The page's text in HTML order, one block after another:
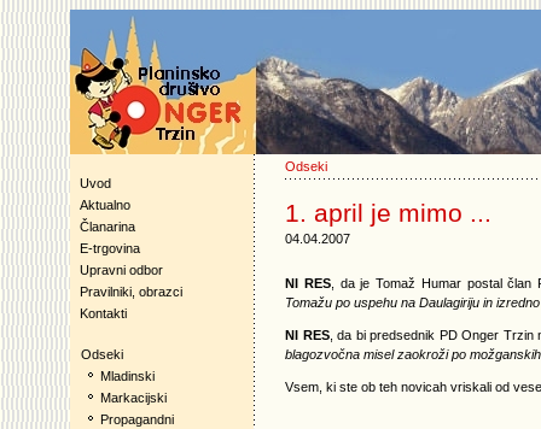
Uvod
Aktualno
Članarina
E-trgovina
Upravni odbor
Pravilniki, obrazci
Kontakti
Odseki
Mladinski
Markacijski
Propagandni
Odseki
1. april je mimo ...
04.04.2007
NI RES, da je Tomaž Humar postal
Tomažu po uspehu na Daulagiriju in
NI RES, da bi predsednik PD Onger Trzin
blagozvočna misel zaokroži po
Vsem, ki ste ob teh novicah vriskali od